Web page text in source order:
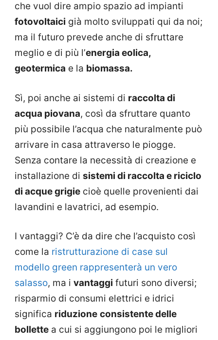
che vuol dire ampio spazio ad impianti
fotovoltaici già molto sviluppati qui da noi;
ma il futuro prevede anche di sfruttare
meglio e di più l’energia eolica,
geotermica e la biomassa.
Sì, poi anche ai sistemi di raccolta di
acqua piovana, così da sfruttare quanto
più possibile l’acqua che naturalmente può
arrivare in casa attraverso le piogge.
Senza contare la necessità di creazione e
installazione di sistemi di raccolta e riciclo
di acque grigie cioè quelle provenienti dai
lavandini e lavatrici, ad esempio.
I vantaggi? C’è da dire che l’acquisto così
come la ristrutturazione di case sul
modello green rappresenterà un vero
salasso, ma i vantaggi futuri sono diversi;
risparmio di consumi elettrici e idrici
significa riduzione consistente delle
bollette a cui si aggiungono poi le migliori